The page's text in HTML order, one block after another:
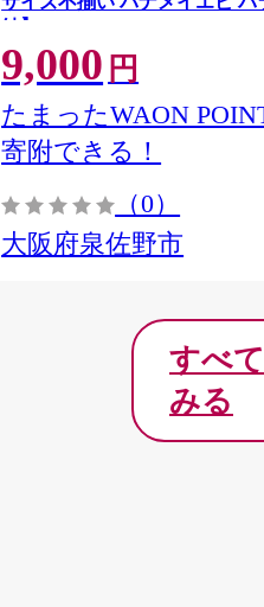
結】 G4142
9,000 円
たまったWAON
寄附できる！
（0）
大阪府泉佐野市
すべ
みる